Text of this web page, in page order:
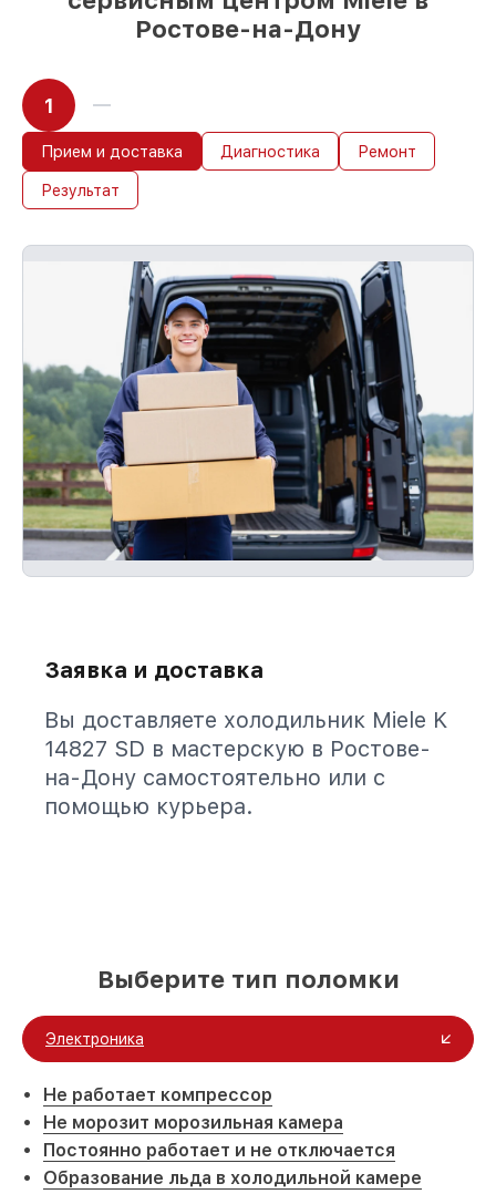
Ростове-на-Дону
1
Прием и доставка Диагностика Ремонт
Результат
Заявка и доставка
Вы доставляете холодильник Miele K
14827 SD в мастерскую в Ростове-
на-Дону самостоятельно или с
помощью курьера.
Выберите тип поломки
Электроника
Не работает компрессор
Не морозит морозильная камера
Постоянно работает и не отключается
Образование льда в холодильной камере